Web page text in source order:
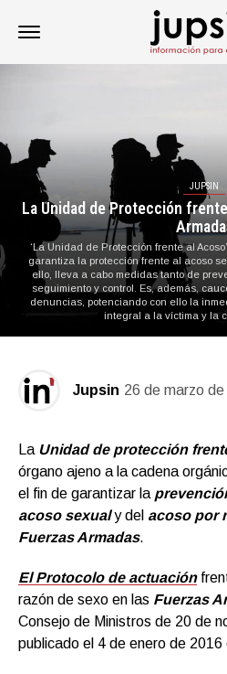
JUPSIN
La Unidad de Protección
‘La Unidad de Protección frente al
garantiza la protección frente al acoso
ello, lleva a cabo medidas tanto de
seguimiento y control. Es, además,
denuncias, potenciando con ello la
integral a la víctima y la
Jupsin 26 de marzo
La Unidad de protección
órgano ajeno a la cadena
el fin de garantizar la
acoso sexualy del acoso por
Fuerzas Armadas.
El Protocolo de actuación
razón de sexo en las Fuerzas
Consejo de Ministros de 20 de
publicado el 4 de enero de 2016